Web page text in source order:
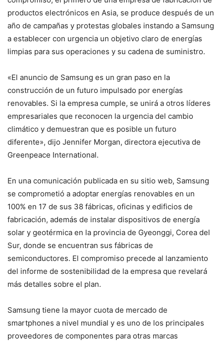
productos electrónicos en Asia, se produce después de un
año de campañas y protestas globales instando a Samsung
a establecer con urgencia un objetivo claro de energías
limpias para sus operaciones y su cadena de suministro.
«El anuncio de Samsung es un gran paso en la
construcción de un futuro impulsado por energías
renovables. Si la empresa cumple, se unirá a otros líderes
empresariales que reconocen la urgencia del cambio
climático y demuestran que es posible un futuro
diferente», dijo Jennifer Morgan, directora ejecutiva de
Greenpeace International.
En una comunicación publicada en su sitio web, Samsung
se comprometió a adoptar energías renovables en un
100% en 17 de sus 38 fábricas, oficinas y edificios de
fabricación, además de instalar dispositivos de energía
solar y geotérmica en la provincia de Gyeonggi, Corea del
Sur, donde se encuentran sus fábricas de
semiconductores. El compromiso precede al lanzamiento
del informe de sostenibilidad de la empresa que revelará
más detalles sobre el plan.
Samsung tiene la mayor cuota de mercado de
smartphones a nivel mundial y es uno de los principales
proveedores de componentes para otras marcas